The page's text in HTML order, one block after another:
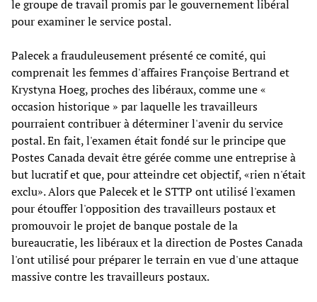
le groupe de travail promis par le gouvernement libéral
pour examiner le service postal.
Palecek a frauduleusement présenté ce comité, qui
comprenait les femmes d'affaires Françoise Bertrand et
Krystyna Hoeg, proches des libéraux, comme une «
occasion historique » par laquelle les travailleurs
pourraient contribuer à déterminer l'avenir du service
postal. En fait, l'examen était fondé sur le principe que
Postes Canada devait être gérée comme une entreprise à
but lucratif et que, pour atteindre cet objectif, «rien n'était
exclu». Alors que Palecek et le STTP ont utilisé l'examen
pour étouffer l'opposition des travailleurs postaux et
promouvoir le projet de banque postale de la
bureaucratie, les libéraux et la direction de Postes Canada
l'ont utilisé pour préparer le terrain en vue d'une attaque
massive contre les travailleurs postaux.